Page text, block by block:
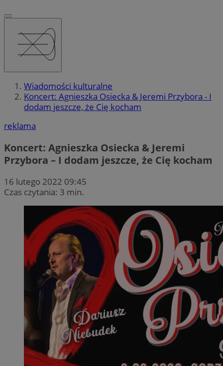
Wiadomości kulturalne
Koncert: Agnieszka Osiecka & Jeremi Przybora - I
dodam jeszcze, że Cię kocham
reklama
Koncert: Agnieszka Osiecka & Jeremi
Przybora – I dodam jeszcze, że Cię kocham
16 lutego 2022 09:45
Czas czytania: 3 min.